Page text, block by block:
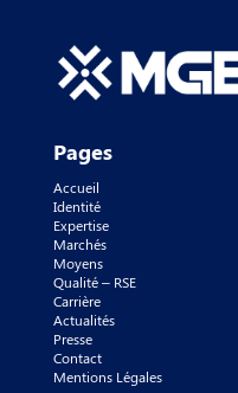
Pages
Accueil
Identité
Expertise
Marchés
Moyens
Qualité – RSE
Carrière
Actualités
Presse
Contact
Mentions Légales